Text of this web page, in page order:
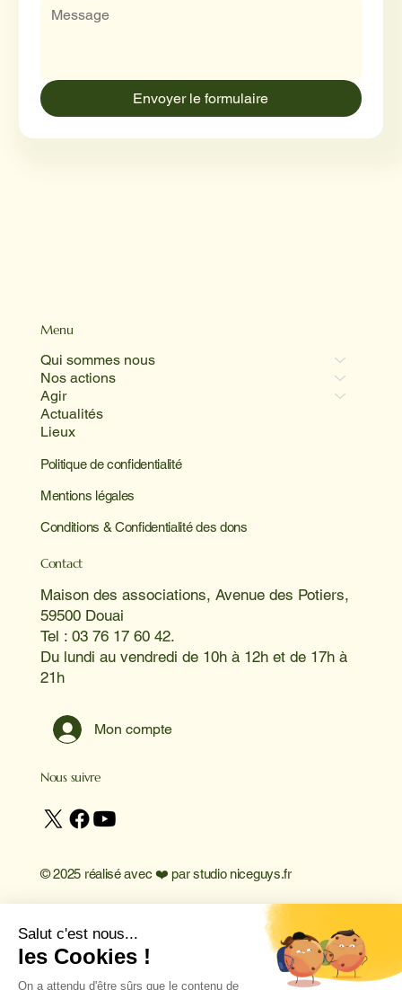
Menu
Qui sommes nous
Nos actions
Agir
Actualités
Lieux
Politique de confidentialité
Mentions légales
Conditions & Confidentialité des dons
Contact
Maison des associations, Avenue des Potiers,
59500 Douai
Tel : 03 76 17 60 42.
Du lundi au vendredi de 10h à 12h et de 17h à
21h
Mon compte
Nous suivre
© 2025 réalisé avec ❤️ parstudio niceguys.fr
Envoyer le formulaire